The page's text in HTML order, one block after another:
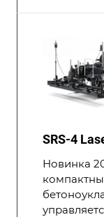
SRS-4
Новинка